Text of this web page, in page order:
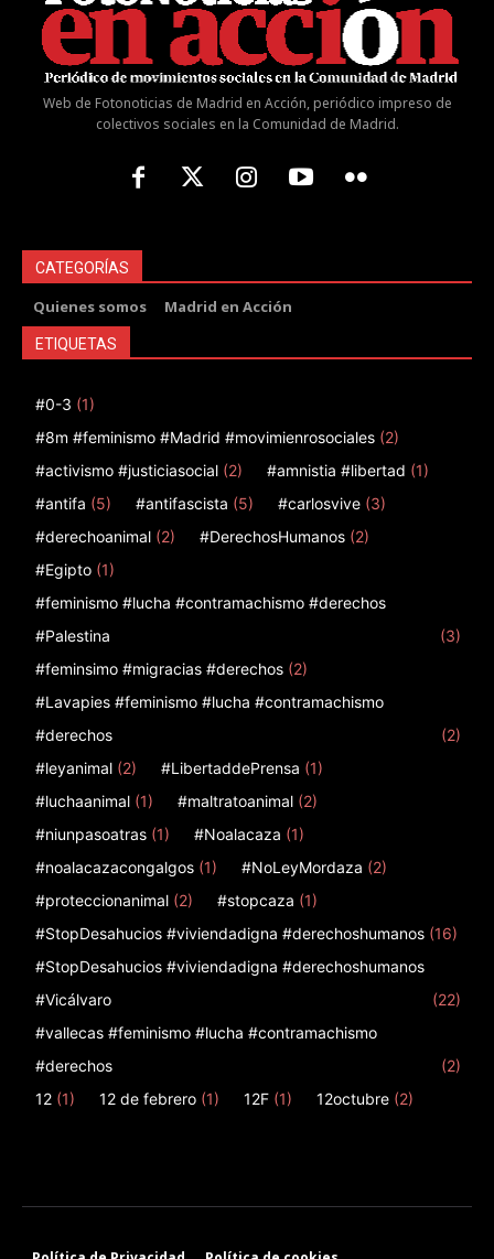
Web de Fotonoticias de Madrid en Acción, periódico impreso de
colectivos sociales en la Comunidad de Madrid.
CATEGORÍAS
Quienes somos Madrid en Acción
ETIQUETAS
#0-3 (1)
#8m #feminismo #Madrid #movimienrosociales (2)
#activismo #justiciasocial (2) #amnistia #libertad (1)
#antifa (5) #antifascista (5) #carlosvive (3)
#derechoanimal (2) #DerechosHumanos (2)
#Egipto (1)
#feminismo #lucha #contramachismo #derechos
#Palestina
(3)
#feminsimo #migracias #derechos (2)
#Lavapies #feminismo #lucha #contramachismo
#derechos
(2)
#leyanimal (2) #LibertaddePrensa (1)
#luchaanimal (1) #maltratoanimal (2)
#niunpasoatras (1) #Noalacaza (1)
#noalacazacongalgos (1) #NoLeyMordaza (2)
#proteccionanimal (2) #stopcaza (1)
#StopDesahucios #viviendadigna #derechoshumanos (16)
#StopDesahucios #viviendadigna #derechoshumanos
#Vicálvaro
(22)
#vallecas #feminismo #lucha #contramachismo
#derechos
(2)
12 (1) 12 de febrero (1) 12F (1) 12octubre (2)